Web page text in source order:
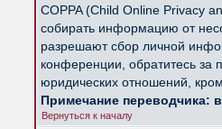
COPPA (Child Online Privacy
собирать информацию от
разрешают сбор личной
конференции, обратитесь за
юридических отношений,
Примечание переводчика:
Вернуться к началу